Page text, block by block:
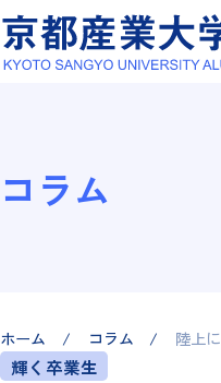
コラム
ホーム コラム 陸上
輝く卒業生